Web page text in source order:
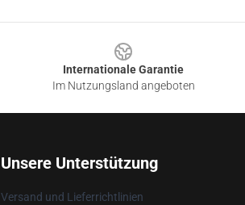
Internationale Garantie
Im Nutzungsland angeboten
Unsere Unterstützung
Versand und Lieferrichtlinien